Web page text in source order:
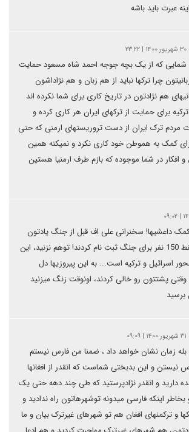
عبرت باید باشه
۳۰ شهریور ۱۴۰۰ | ۲۳:۲۲
شمایی که از یک بچه جوجه احمد شاه مسعود حمایت
چرا ترکها نباید از هم زبان و هم نژاداشون
هم نژادتون در تاریخ کاری برای شما نکرده اند
برای حمایت از ترکهای ایران هر کاری کرده و
مردم ترک ایران از دست تروریستهای ارمنی که حتی
کمک به هموطن خود کاری نکرد و نمیکنه همین
افکار در شما موجوده که بازم طرف ارمنیا هستین
داعشیها! سخنرانی علی اف قبل از جنگ یادتون
هست که میگفت: فقط 150 نفر برای جنگ ثبت نام کردند! توهم نزنید، این
اسرائیل و ترکیه است... به این پیروزیها دل
وقتی پشتتون رو خالی کردند، اونوقت زنگ میزنید
برسید
۳۱ شهریور ۱۴۰۰ | ۰۹:۰۹
بله زمان نشان خواهد داد ، ضمنا من فارس نیستم
نیستن و این بدبختی شماست که انقدر از افغانها
دارید و انقدر نژادپرستید که طی چند دهه حتی یک
اینکه فارسی میدونه توشهرهاتون راه ندادید و
و ترکمنهای افغان هم تو شهرهای غیرترک بیان و ما